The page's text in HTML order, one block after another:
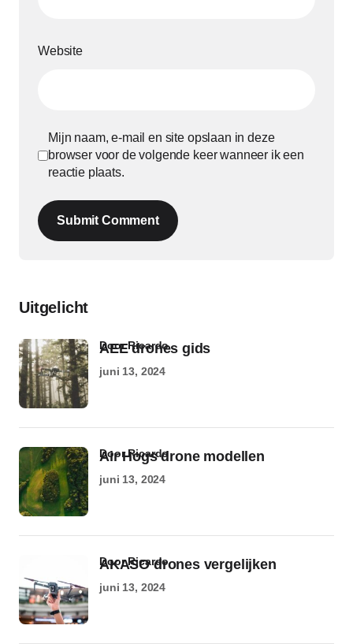
Website
Mijn naam, e-mail en site opslaan in deze
browser voor de volgende keer wanneer ik een
reactie plaats.
Submit Comment
Uitgelicht
AEE drones gids
door Ricardo
juni 13, 2024
Air Hogs drone modellen
door Ricardo
juni 13, 2024
AKASO drones vergelijken
door Ricardo
juni 13, 2024